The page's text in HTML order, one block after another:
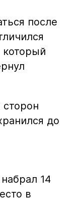
после
до
14
в